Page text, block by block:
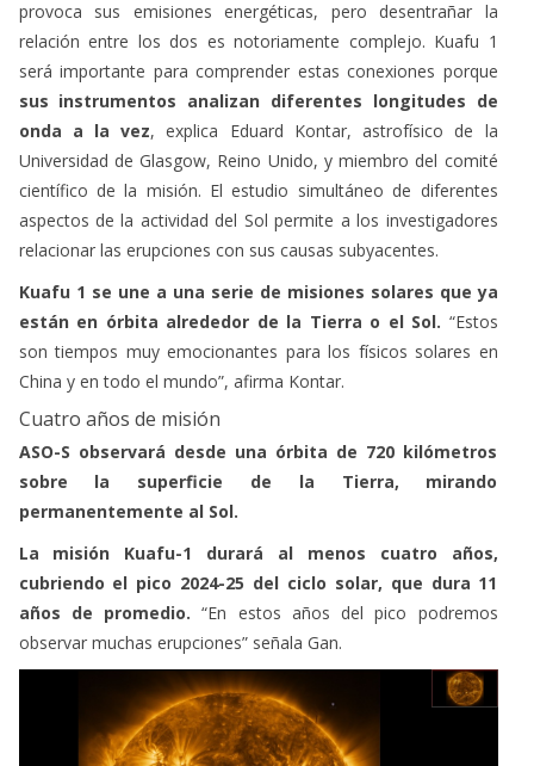
provoca sus emisiones energéticas, pero desentrañar la
relación entre los dos es notoriamente complejo. Kuafu 1
será importante para comprender estas conexiones porque
sus instrumentos analizan diferentes longitudes de
onda a la vez, explica Eduard Kontar, astrofísico de la
Universidad de Glasgow, Reino Unido, y miembro del comité
científico de la misión. El estudio simultáneo de diferentes
aspectos de la actividad del Sol permite a los investigadores
relacionar las erupciones con sus causas subyacentes.
Kuafu 1 se une a una serie de misiones solares que ya
están en órbita alrededor de la Tierra o el Sol. “Estos
son tiempos muy emocionantes para los físicos solares en
China y en todo el mundo”, afirma Kontar.
Cuatro años de misión
ASO-S observará desde una órbita de 720 kilómetros
sobre la superficie de la Tierra, mirando
permanentemente al Sol.
La misión Kuafu-1 durará al menos cuatro años,
cubriendo el pico 2024-25 del ciclo solar, que dura 11
años de promedio. “En estos años del pico podremos
observar muchas erupciones” señala Gan.